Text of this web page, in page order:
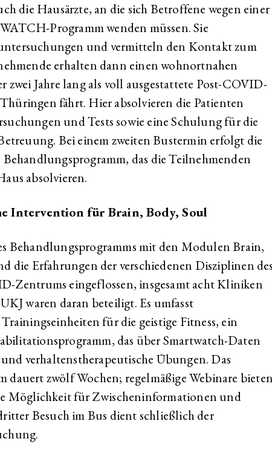
die Hausärzte, an die sich Betroffene wegen einer
Programm wenden müssen. Sie
und vermitteln den Kontakt zum
erhalten dann einen wohnortnahen
zwei Jahre lang als voll ausgestattete Post-COVID-
fährt. Hier absolvieren die Patienten
und Tests sowie eine Schulung für die
Bei einem zweiten Bustermin erfolgt die
Behandlungsprogramm, das die Teilnehmenden
absolvieren.
Intervention für Brain, Body, Soul
Behandlungsprogramms mit den Modulen Brain,
die Erfahrungen der verschiedenen Disziplinen des
Zentrums eingeflossen, insgesamt acht Kliniken
waren daran beteiligt. Es umfasst
für die geistige Fitness, ein
das über Smartwatch-Daten
verhaltenstherapeutische Übungen. Das
dauert zwölf Wochen; regelmäßige Webinare bieten
Möglichkeit für Zwischeninformationen und
Besuch im Bus dient schließlich der